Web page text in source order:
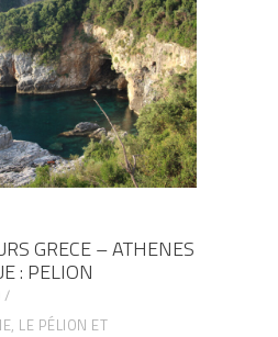
GRECE – ATHENES
: PELION
LE PÉLION ET